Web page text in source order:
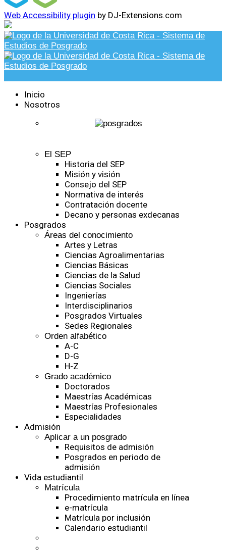
Web Accessibility plugin by DJ-Extensions.com
Inicio
Nosotros
El SEP
Historia del SEP
Misión y visión
Consejo del SEP
Normativa de interés
Contratación docente
Decano y personas exdecanas
Posgrados
Áreas del conocimiento
Artes y Letras
Ciencias Agroalimentarias
Ciencias Básicas
Ciencias de la Salud
Ciencias Sociales
Ingenierías
Interdisciplinarios
Posgrados Virtuales
Sedes Regionales
Orden alfabético
A-C
D-G
H-Z
Grado académico
Doctorados
Maestrías Académicas
Maestrías Profesionales
Especialidades
Admisión
Aplicar a un posgrado
Requisitos de admisión
Posgrados en periodo de
admisión
Vida estudiantil
Matrícula
Procedimiento matrícula en línea
e-matrícula
Matrícula por inclusión
Calendario estudiantil